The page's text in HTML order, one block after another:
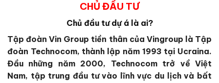
CHỦ ĐẦU TƯ
Chủ đầu tư dự á là ai?
Tập đoàn Vin Group tiền thân của Vingroup là Tập
đoàn Technocom, thành lập năm 1993 tại Ucraina.
Đầu những năm 2000, Technocom trở về Việt
Nam, tập trung đầu tư vào lĩnh vực du lịch và bất